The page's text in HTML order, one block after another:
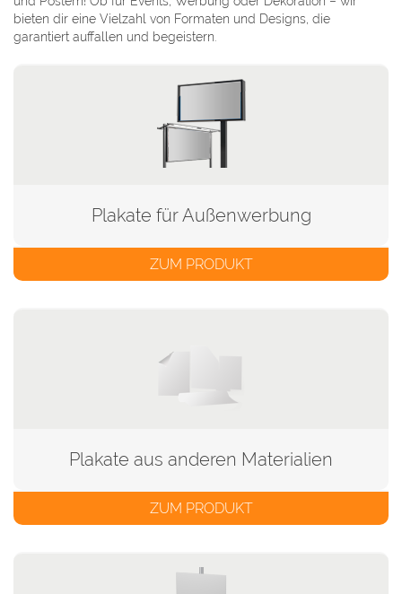
bieten dir eine Vielzahl von Formaten und Designs, die
garantiert auffallen und begeistern.
Plakate für Außenwerbung
ZUM PRODUKT
Plakate aus anderen Materialien
ZUM PRODUKT